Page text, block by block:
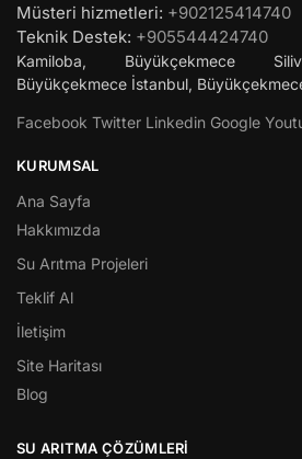
Müsteri hizmetleri: +902125414740
Teknik Destek: +905544424740
Kamiloba, Büyükçekmece
Büyükçekmece İstanbul,
Facebook Twitter Linkedin Google
KURUMSAL
Ana Sayfa
Hakkımızda
Su Arıtma Projeleri
Teklif Al
İletişim
Site Haritası
Blog
SU ARITMA ÇÖZÜMLERI